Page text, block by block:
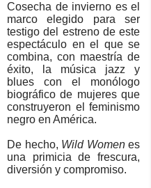
Cosecha de invierno es el
marco elegido para ser
testigo del estreno de este
espectáculo en el que se
combina, con maestría de
éxito, la música jazz y
blues con el monólogo
biográfico de mujeres que
construyeron el feminismo
negro en América.
De hecho, Wild Womenes
una primicia de frescura,
diversión y compromiso.